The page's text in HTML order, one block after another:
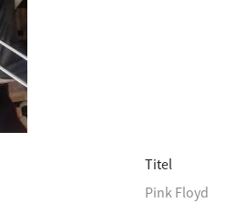
Titel
Pink Floyd